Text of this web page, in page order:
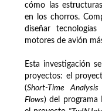
cómo las
en los chorros.
diseñar
motores de avión
Esta investigación
proyectos: el
(Short-Time
Flows) del programa